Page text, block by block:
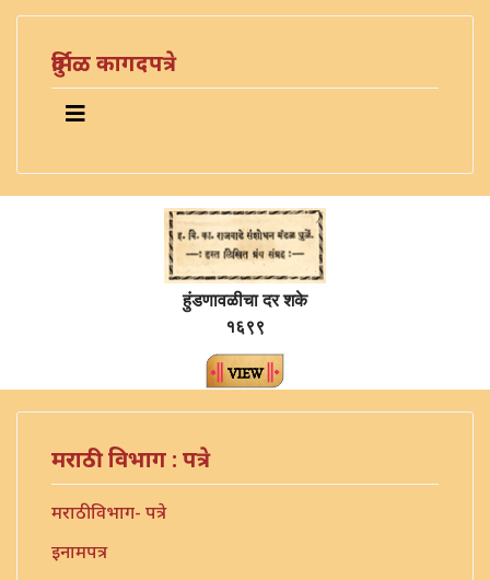
दुर्मिळ कागदपत्रे
हुंडणावळीचा दर शके
१६९९
मराठी विभाग : पत्रे
मराठी विभाग- पत्रे
इनामपत्र